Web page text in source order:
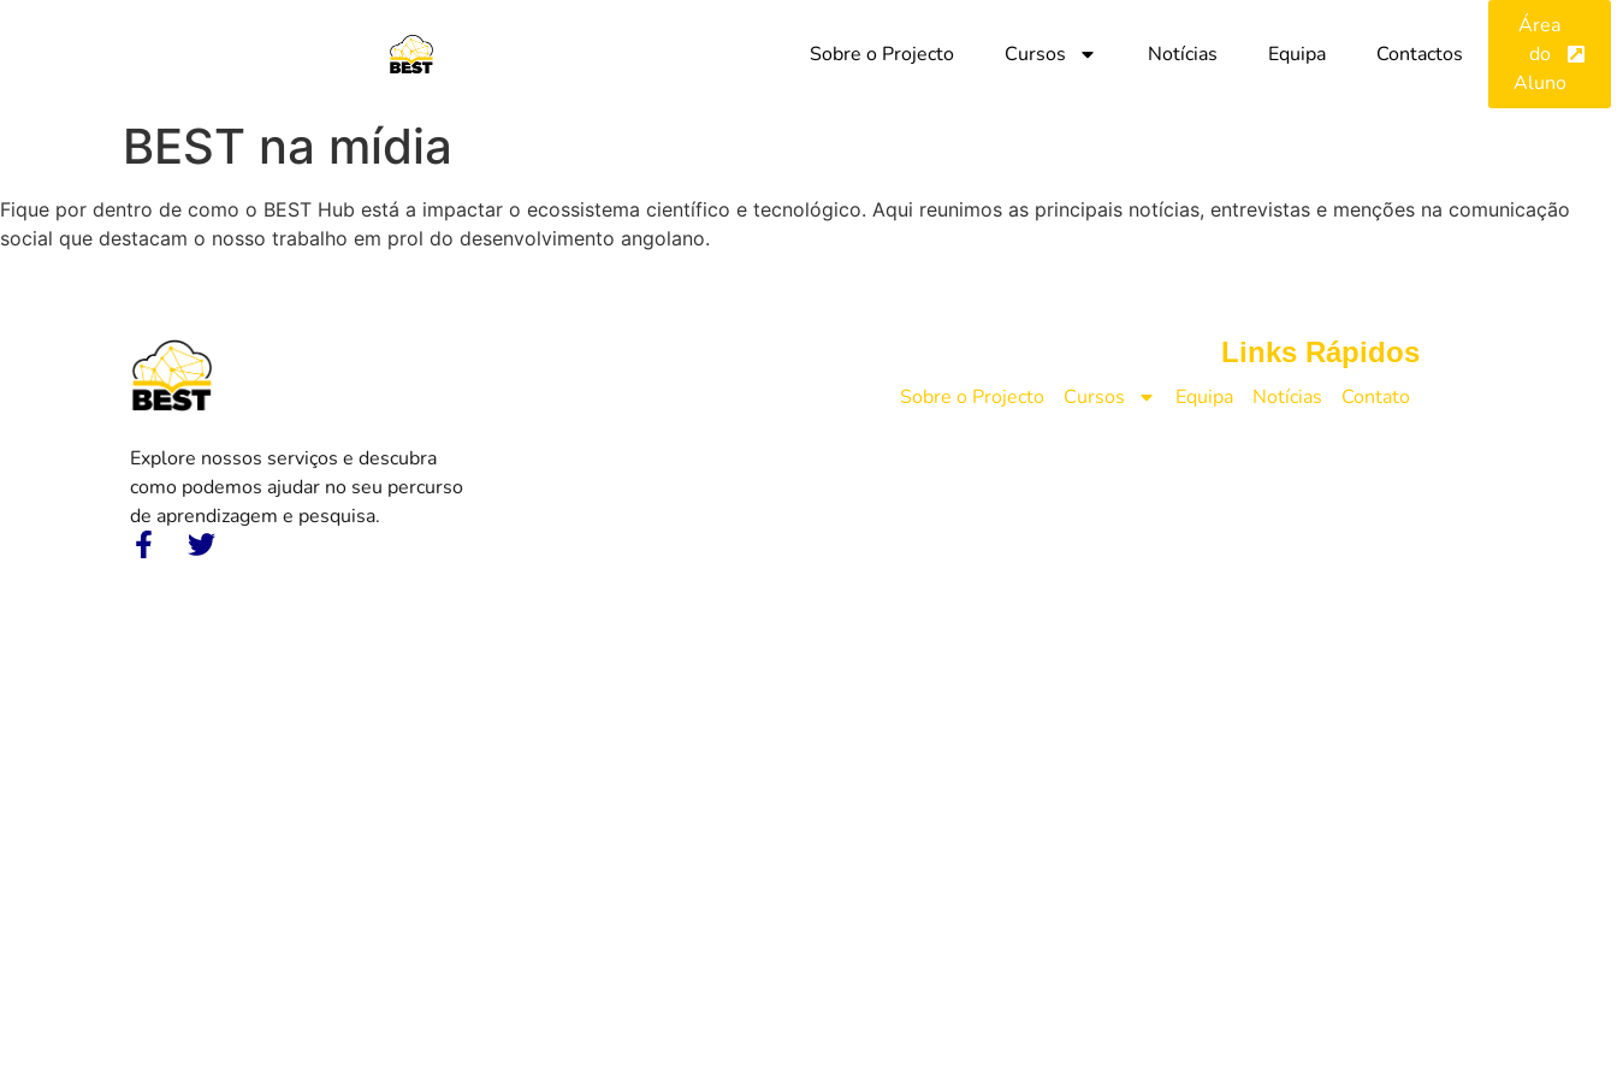
Sobre o Projecto Cursos Notícias Equipa Contactos
Área
do
Aluno
BEST na mídia
Fique por dentro de como o BEST Hub está a impactar o ecossistema científico e tecnológico. Aqui reunimos as principais notícias, entrevistas e menções na comunicação
social que destacam o nosso trabalho em prol do desenvolvimento angolano.
Explore nossos serviços e descubra
como podemos ajudar no seu percurso
de aprendizagem e pesquisa.
Links Rápidos
Sobre o Projecto Cursos Equipa Notícias Contato